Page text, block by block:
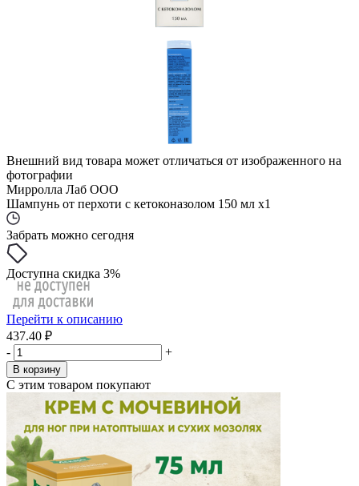
Внешний вид товара может отличаться от изображенного на
фотографии
Мирролла Лаб ООО
Шампунь от перхоти с кетоконазолом 150 мл x1
Забрать можно сегодня
Доступна скидка 3%
Перейти к описанию
437.40 ₽
-
+
В корзину
С этим товаром покупают